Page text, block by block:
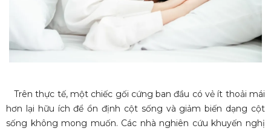
Trên thực tế, một chiếc gối cứng ban đầu có vẻ ít thoải mái
hơn lại hữu ích để ổn định cột sống và giảm biến dạng cột
sống không mong muốn. Các nhà nghiên cứu khuyến nghị